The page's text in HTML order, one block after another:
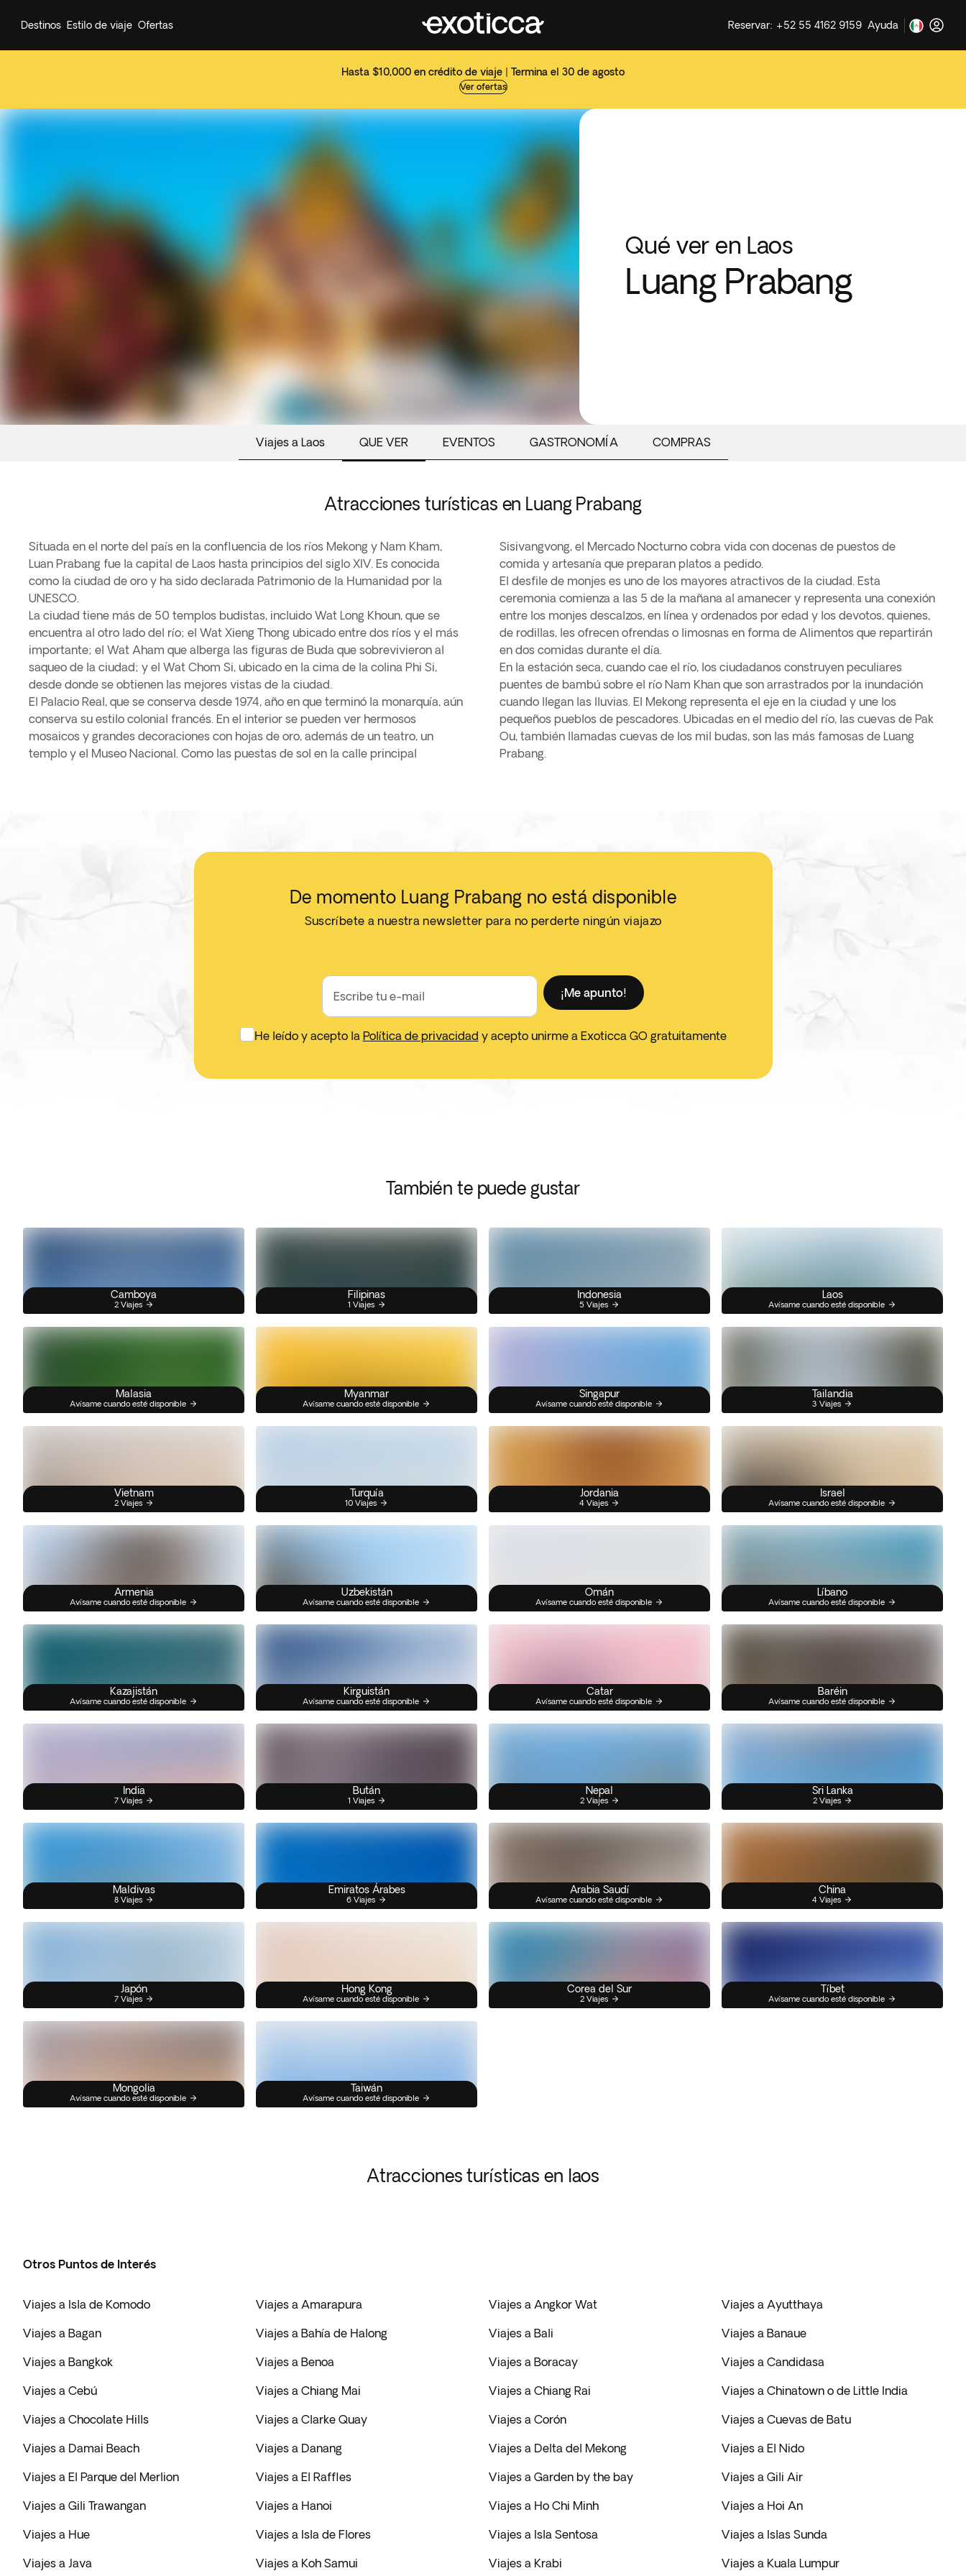
Hasta $10,000 en crédito de viaje | Termina el 30 de agosto
Ver ofertas
Destinos Estilo de viaje Ofertas Reservar: +52 55 4162 9159 Ayuda
Qué ver en Laos
Luang Prabang
Viajes a Laos QUE VER EVENTOS GASTRONOMÍA COMPRAS
Atracciones turísticas en Luang Prabang
Situada en el norte del país en la confluencia de los ríos Mekong y Nam Kham,
Luan Prabang fue la capital de Laos hasta principios del siglo XIV. Es conocida
como la ciudad de oro y ha sido declarada Patrimonio de la Humanidad por la
UNESCO.
La ciudad tiene más de 50 templos budistas, incluido Wat Long Khoun, que se
encuentra al otro lado del río; el Wat Xieng Thong ubicado entre dos ríos y el más
importante; el Wat Aham que alberga las figuras de Buda que sobrevivieron al
saqueo de la ciudad; y el Wat Chom Si, ubicado en la cima de la colina Phi Si,
desde donde se obtienen las mejores vistas de la ciudad.
El Palacio Real, que se conserva desde 1974, año en que terminó la monarquía, aún
conserva su estilo colonial francés. En el interior se pueden ver hermosos
mosaicos y grandes decoraciones con hojas de oro, además de un teatro, un
templo y el Museo Nacional. Como las puestas de sol en la calle principal
Sisivangvong, el Mercado Nocturno cobra vida con docenas de puestos de
comida y artesanía que preparan platos a pedido.
El desfile de monjes es uno de los mayores atractivos de la ciudad. Esta
ceremonia comienza a las 5 de la mañana al amanecer y representa una conexión
entre los monjes descalzos, en línea y ordenados por edad y los devotos, quienes,
de rodillas, les ofrecen ofrendas o limosnas en forma de Alimentos que repartirán
en dos comidas durante el día.
En la estación seca, cuando cae el río, los ciudadanos construyen peculiares
puentes de bambú sobre el río Nam Khan que son arrastrados por la inundación
cuando llegan las lluvias. El Mekong representa el eje en la ciudad y une los
pequeños pueblos de pescadores. Ubicadas en el medio del río, las cuevas de Pak
Ou, también llamadas cuevas de los mil budas, son las más famosas de Luang
Prabang.
De momento Luang Prabang no está disponible
Suscríbete a nuestra newsletter para no perderte ningún viajazo
Escribe tu e-mail ¡Me apunto!
He leído y acepto la Política de privacidad y acepto unirme a Exoticca GO gratuitamente
También te puede gustar
Camboya
2 Viajes
Filipinas
1 Viajes
Indonesia
5 Viajes
Laos
Avísame cuando esté disponible
Malasia
Avísame cuando esté disponible
Myanmar
Avísame cuando esté disponible
Singapur
Avísame cuando esté disponible
Tailandia
3 Viajes
Vietnam
2 Viajes
Turquía
10 Viajes
Jordania
4 Viajes
Israel
Avísame cuando esté disponible
Armenia
Avísame cuando esté disponible
Uzbekistán
Avísame cuando esté disponible
Omán
Avísame cuando esté disponible
Líbano
Avísame cuando esté disponible
Kazajistán
Avísame cuando esté disponible
Kirguistán
Avísame cuando esté disponible
Catar
Avísame cuando esté disponible
Baréin
Avísame cuando esté disponible
India
7 Viajes
Bután
1 Viajes
Nepal
2 Viajes
Sri Lanka
2 Viajes
Maldivas
8 Viajes
Emiratos Árabes
6 Viajes
Arabia Saudí
Avísame cuando esté disponible
China
4 Viajes
Japón
7 Viajes
Hong Kong
Avísame cuando esté disponible
Corea del Sur
2 Viajes
Tíbet
Avísame cuando esté disponible
Mongolia
Avísame cuando esté disponible
Taiwán
Avísame cuando esté disponible
Atracciones turísticas en laos
Otros Puntos de Interés
Viajes a Isla de Komodo Viajes a Amarapura Viajes a Angkor Wat Viajes a Ayutthaya
Viajes a Bagan Viajes a Bahía de Halong Viajes a Bali Viajes a Banaue
Viajes a Bangkok Viajes a Benoa Viajes a Boracay Viajes a Candidasa
Viajes a Cebú Viajes a Chiang Mai Viajes a Chiang Rai Viajes a Chinatown o de Little India
Viajes a Chocolate Hills Viajes a Clarke Quay Viajes a Corón Viajes a Cuevas de Batu
Viajes a Damai Beach Viajes a Danang Viajes a Delta del Mekong Viajes a El Nido
Viajes a El Parque del Merlion Viajes a El Raffles Viajes a Garden by the bay Viajes a Gili Air
Viajes a Gili Trawangan Viajes a Hanoi Viajes a Ho Chi Minh Viajes a Hoi An
Viajes a Hue Viajes a Isla de Flores Viajes a Isla Sentosa Viajes a Islas Sunda
Viajes a Java Viajes a Koh Samui Viajes a Krabi Viajes a Kuala Lumpur